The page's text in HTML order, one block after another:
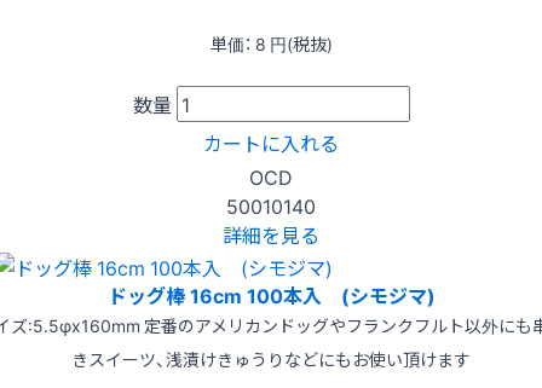
単価： 8 円(税抜)
数量
カートに入れる
OCD
50010140
詳細を見る
ドッグ棒 16cm 100本入 (シモジマ)
ズ:5.5φx160mm 定番のアメリカンドッグやフランクフルト以外にも
きスイーツ、浅漬けきゅうりなどにもお使い頂けます